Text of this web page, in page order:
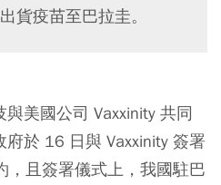
貨疫苗至巴拉圭。
美國公司 Vaxxinity 共同
於 16 日與 Vaxxinity 簽署
且簽署儀式上，我國駐巴